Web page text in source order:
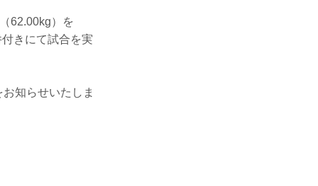
62.00kg）を
きにて試合を実
知らせいたしま